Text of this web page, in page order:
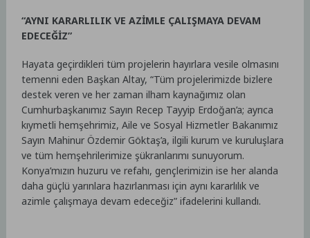
“AYNI KARARLILIK VE AZİMLE ÇALIŞMAYA DEVAM
EDECEĞİZ”
Hayata geçirdikleri tüm projelerin hayırlara vesile olmasını
temenni eden Başkan Altay, “Tüm projelerimizde bizlere
destek veren ve her zaman ilham kaynağımız olan
Cumhurbaşkanımız Sayın Recep Tayyip Erdoğan’a; ayrıca
kıymetli hemşehrimiz, Aile ve Sosyal Hizmetler Bakanımız
Sayın Mahinur Özdemir Göktaş’a, ilgili kurum ve kuruluşlara
ve tüm hemşehrilerimize şükranlarımı sunuyorum.
Konya’mızın huzuru ve refahı, gençlerimizin ise her alanda
daha güçlü yarınlara hazırlanması için aynı kararlılık ve
azimle çalışmaya devam edeceğiz” ifadelerini kullandı.